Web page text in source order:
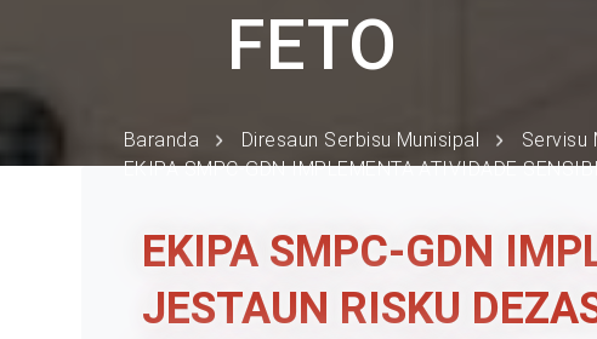
FETO
Baranda Diresaun Serbisu Munisipal
Servisu
EKIPA SMPC-GDN IMPLEMENTA ATIVIDADE
EKIPA SMPC-GDN
JESTAUN RISKU